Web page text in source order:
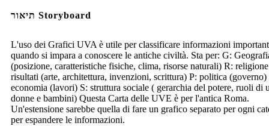
תיאור Storyboard
L'uso dei Grafici UVA è utile per classificare informazioni
quando si impara a conoscere le antiche civiltà. Sta per: G:
(posizione, caratteristiche fisiche, clima, risorse naturali) R:
risultati (arte, architettura, invenzioni, scrittura) P: politica (governo)
economia (lavori) S: struttura sociale ( gerarchia del potere, ruoli di
donne e bambini) Questa Carta delle UVE è per l'antica Roma.
Un'estensione sarebbe quella di fare un grafico separato per ogni
per espandere le informazioni.